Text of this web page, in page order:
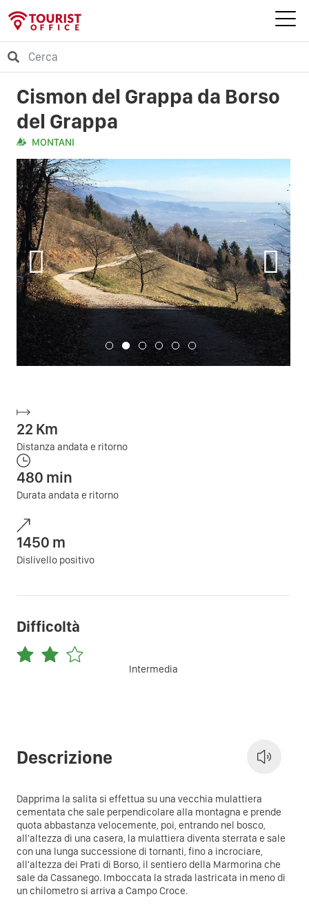
Cismon del Grappa da Borso
del Grappa
MONTANI
22 Km
Distanza andata e ritorno
480 min
Durata andata e ritorno
1450 m
Dislivello positivo
Difficoltà
Intermedia
Descrizione
Dapprima la salita si effettua su una vecchia mulattiera
cementata che sale perpendicolare alla montagna e prende
quota abbastanza velocemente, poi, entrando nel bosco,
all'altezza di una casera, la mulattiera diventa sterrata e sale
con una lunga successione di tornanti, fino a incrociare,
all'altezza dei Prati di Borso, il sentiero della Marmorina che
sale da Cassanego. Imboccata la strada lastricata in meno di
un chilometro si arriva a Campo Croce.